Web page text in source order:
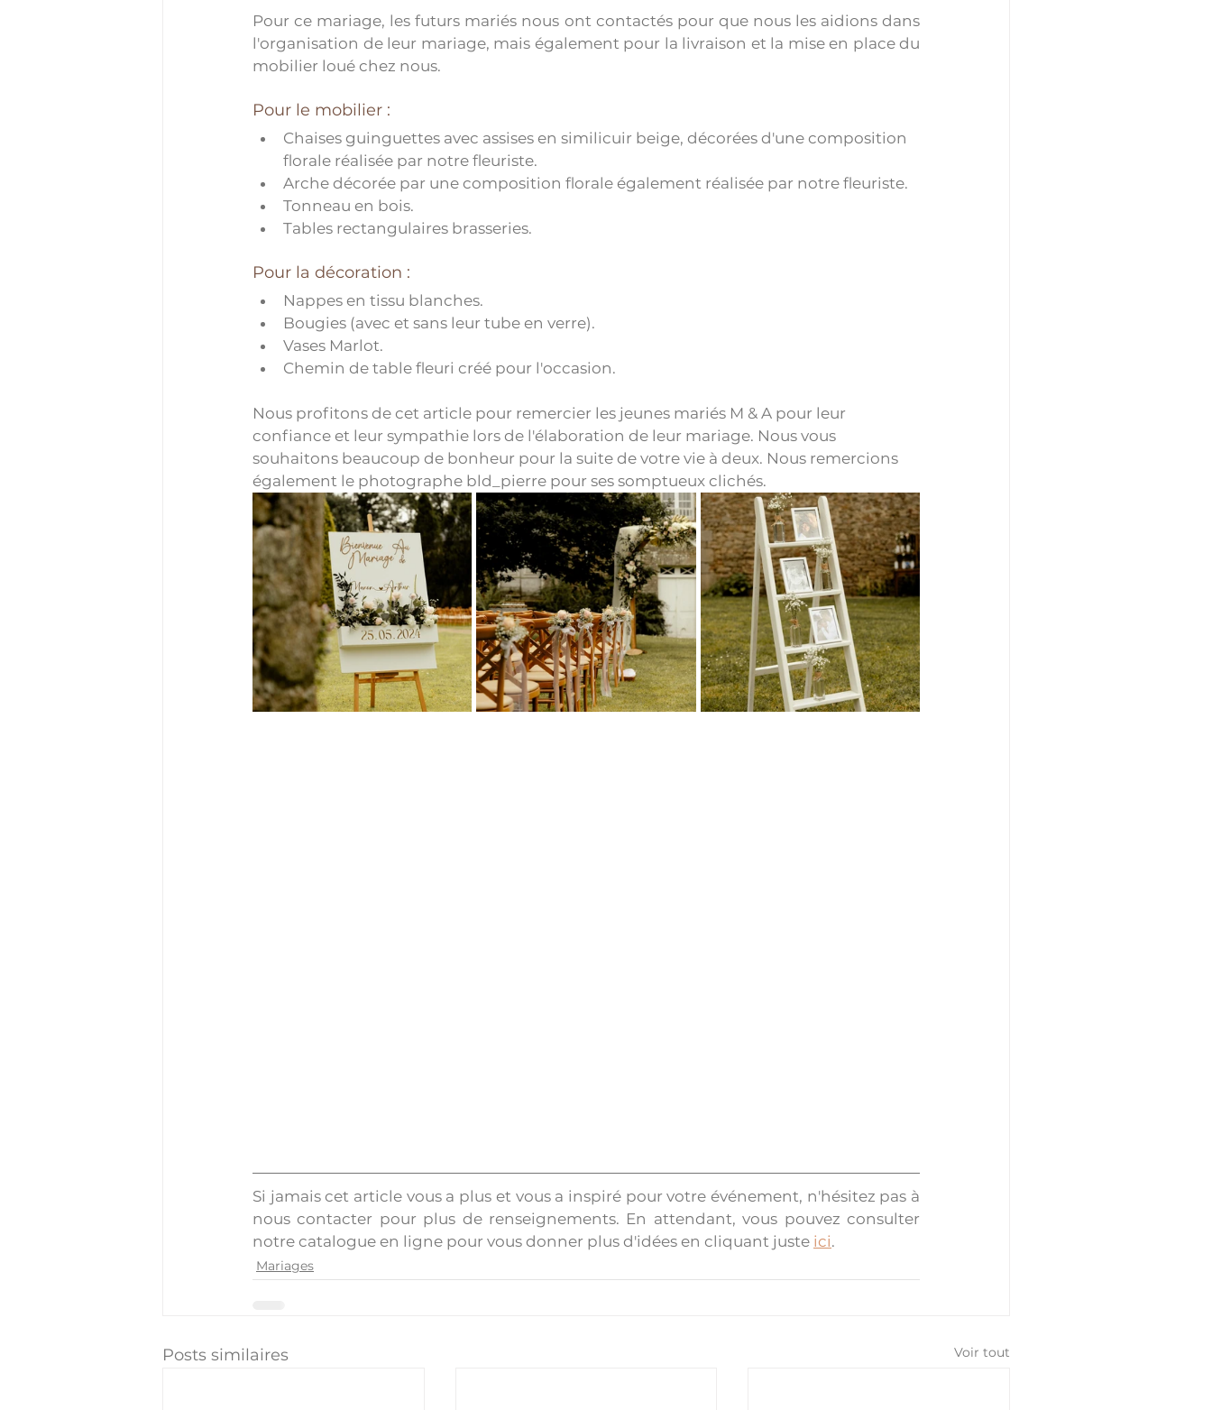
Pour ce mariage, les futurs mariés nous ont contactés pour que nous les aidions dans
l'organisation de leur mariage, mais également pour la livraison et la mise en place du
mobilier loué chez nous.
Pour le mobilier :
Chaises guinguettes avec assises en similicuir beige, décorées d'une composition
florale réalisée par notre fleuriste.
Arche décorée par une composition florale également réalisée par notre fleuriste.
Tonneau en bois.
Tables rectangulaires brasseries.
Pour la décoration :
Nappes en tissu blanches.
Bougies (avec et sans leur tube en verre).
Vases Marlot.
Chemin de table fleuri créé pour l'occasion.
Nous profitons de cet article pour remercier les jeunes mariés M & A pour leur
confiance et leur sympathie lors de l'élaboration de leur mariage. Nous vous
souhaitons beaucoup de bonheur pour la suite de votre vie à deux. Nous remercions
également le photographe bld_pierre pour ses somptueux clichés.
Si jamais cet article vous a plus et vous a inspiré pour votre événement, n'hésitez pas à
nous contacter pour plus de renseignements. En attendant, vous pouvez consulter
notre catalogue en ligne pour vous donner plus d'idées en cliquant juste ici.
Mariages
Posts similaires Voir tout